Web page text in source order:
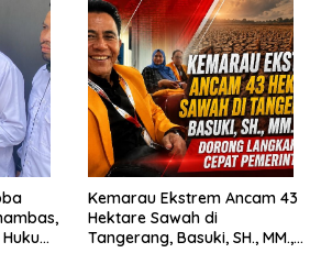
Kemarau Ekstrem Ancam 43
Hektare Sawah di
Tangerang, Basuki, SH., MM.,